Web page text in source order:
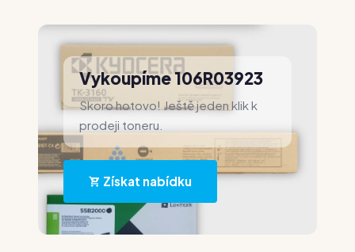
Vykoupíme 106R03923
Skoro hotovo! Ještě jeden klik k
prodeji toneru.
Získat nabídku